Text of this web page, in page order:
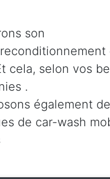
son
cela, selon vos
.
également
de car-wash